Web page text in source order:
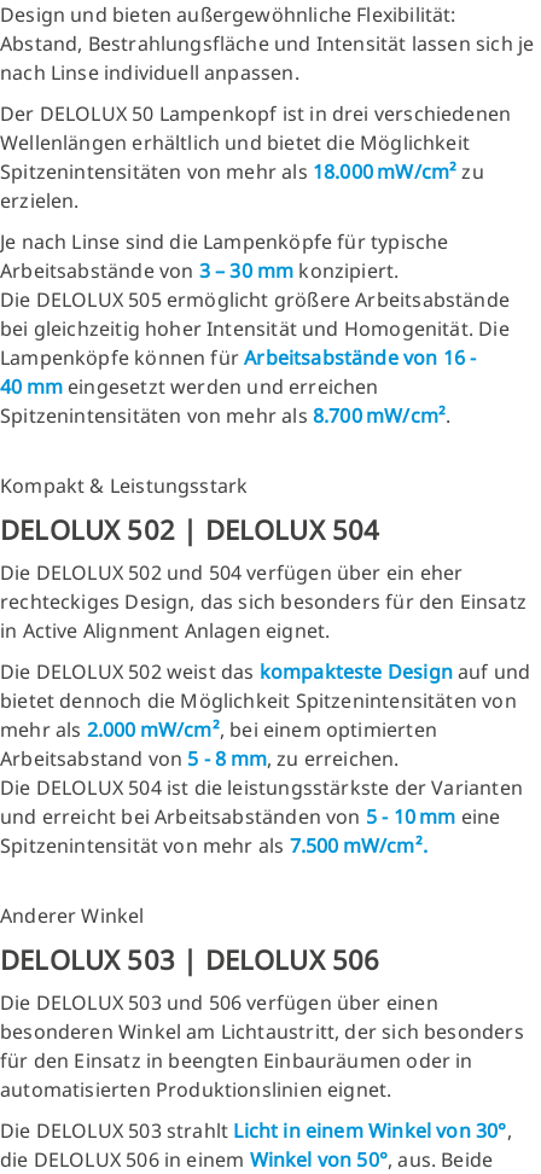
Design und bieten außergewöhnliche Flexibilität:
Abstand, Bestrahlungsfläche und Intensität lassen sich je
nach Linse individuell anpassen.
Der DELOLUX 50 Lampenkopf ist in drei verschiedenen
Wellenlängen erhältlich und bietet die Möglichkeit
Spitzenintensitäten von mehr als 18.000 mW/cm²zu
erzielen.
Je nach Linse sind die Lampenköpfe für typische
Arbeitsabstände von 3 – 30 mm konzipiert.
Die DELOLUX 505 ermöglicht größere Arbeitsabstände
bei gleichzeitig hoher Intensität und Homogenität. Die
Lampenköpfe können fürArbeitsabstände von 16 -
40 mmeingesetzt werden und erreichen
Spitzenintensitäten von mehr als 8.700 mW/cm².
Kompakt & Leistungsstark
DELOLUX 502 | DELOLUX 504
Die DELOLUX 502 und 504 verfügen über ein eher
rechteckiges Design, das sich besonders für den Einsatz
in Active Alignment Anlagen eignet.
Die DELOLUX 502 weist das kompakteste Designauf und
bietet dennoch die Möglichkeit Spitzenintensitäten von
mehr als 2.000 mW/cm², bei einem optimierten
Arbeitsabstand von 5 - 8 mm, zu erreichen.
Die DELOLUX 504 ist die leistungsstärkste der Varianten
und erreicht bei Arbeitsabständen von 5 - 10 mm eine
Spitzenintensität von mehr als 7.500 mW/cm².
Anderer Winkel
DELOLUX 503 | DELOLUX 506
Die DELOLUX 503 und 506 verfügen über einen
besonderen Winkel am Lichtaustritt, der sich besonders
für den Einsatz in beengten Einbauräumen oder in
automatisierten Produktionslinien eignet.
Die DELOLUX 503 strahlt Licht in einem Winkel von 30°,
die DELOLUX 506 in einem Winkel von 50°, aus. Beide